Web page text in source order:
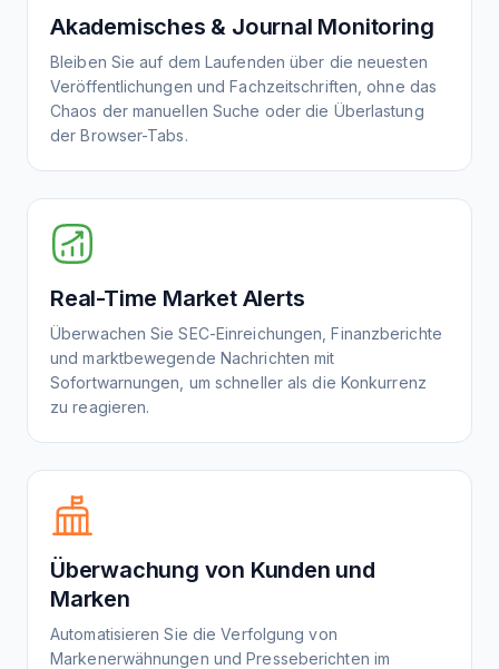
Akademisches & Journal Monitoring
Bleiben Sie auf dem Laufenden über die neuesten
Veröffentlichungen und Fachzeitschriften, ohne das
Chaos der manuellen Suche oder die Überlastung
der Browser-Tabs.
Real-Time Market Alerts
Überwachen Sie SEC-Einreichungen, Finanzberichte
und marktbewegende Nachrichten mit
Sofortwarnungen, um schneller als die Konkurrenz
zu reagieren.
Überwachung von Kunden und
Marken
Automatisieren Sie die Verfolgung von
Markenerwähnungen und Presseberichten im